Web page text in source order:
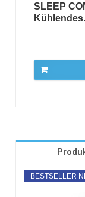
SLEEP
BESTSELLER